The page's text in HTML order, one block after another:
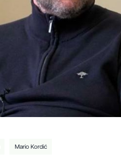
Mario Kordić